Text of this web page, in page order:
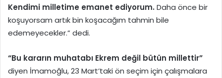
Kendimi milletime emanet ediyorum. Daha önce bir
koşuyorsam artık bin koşacağım tahmin bile
edemeyecekler.” dedi.
“Bu kararın muhatabı Ekrem değil bütün millettir”
diyen İmamoğlu, 23 Mart’taki ön seçim için çalışmalara